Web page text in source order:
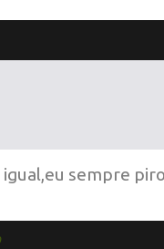
sempre